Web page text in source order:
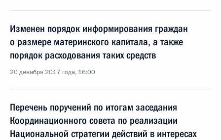
Изменен порядок информирования граждан
о размере материнского капитала, а также
порядок расходования таких средств
20 декабря 2017 года, 16:00
Перечень поручений по итогам заседания
Координационного совета по реализации
Национальной стратегии действий в интересах